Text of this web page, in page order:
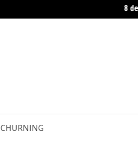
Copa – Atualização: Política de 8
CHURNING